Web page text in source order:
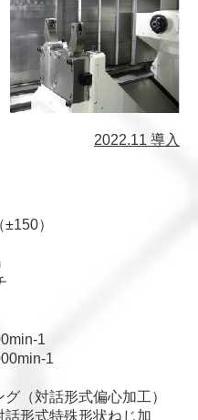
2022.11 導入
）
1
1
（対話形式偏心加工）
形式特殊形状ねじ加